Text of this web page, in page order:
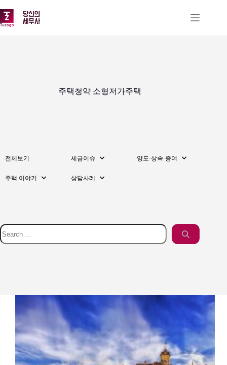
문
으
주택청약 소형저가주택
전체보기 세금이슈 양도·상속·증여
주택 이야기 상담사례